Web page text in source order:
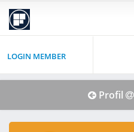
LOGIN MEMBER
Profil